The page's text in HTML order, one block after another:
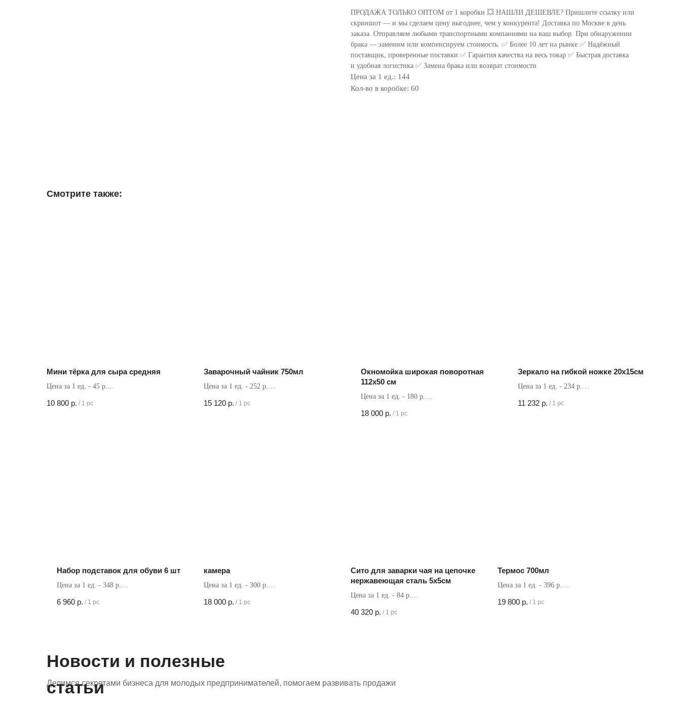
ПРОДАЖА ТОЛЬКО ОПТОМ от 1 коробки 💥 НАШЛИ ДЕШЕВЛЕ? Пришлите ссылку или
скриншот — и мы сделаем цену выгоднее, чем у конкурента! Доставка по Москве в день
заказа. Отправляем любыми транспортными компаниями на ваш выбор. При обнаружении
брака — заменим или компенсируем стоимость. ✅ Более 10 лет на рынке ✅ Надёжный
поставщик, проверенные поставки ✅ Гарантия качества на весь товар ✅ Быстрая доставка
и удобная логистика ✅ Замена брака или возврат стоимости
Цена за 1 ед.: 144
Кол-во в коробке: 60
Смотрите также:
Мини тёрка для сыра средняя
Цена за 1 ед. - 45 р.
10 800 р. / 1 pc
Заварочный чайник 750мл
Цена за 1 ед. - 252 р.
15 120 р. / 1 pc
Окномойка широкая поворотная
112х50 см
Цена за 1 ед. - 180 р.
18 000 р. / 1 pc
Зеркало на гибкой ножке 20х15см
Цена за 1 ед. - 234 р.
11 232 р. / 1 pc
Набор подставок для обуви 6 шт
Цена за 1 ед. - 348 р.
6 960 р. / 1 pc
камера
Цена за 1 ед. - 300 р.
18 000 р. / 1 pc
Сито для заварки чая на цепочке
нержавеющая сталь 5х5см
Цена за 1 ед. - 84 р.
40 320 р. / 1 pc
Термос 700мл
Цена за 1 ед. - 396 р.
19 800 р. / 1 pc
Новости и полезные
статьи
Делимся секретами бизнеса для молодых предпринимателей, помогаем развивать продажи